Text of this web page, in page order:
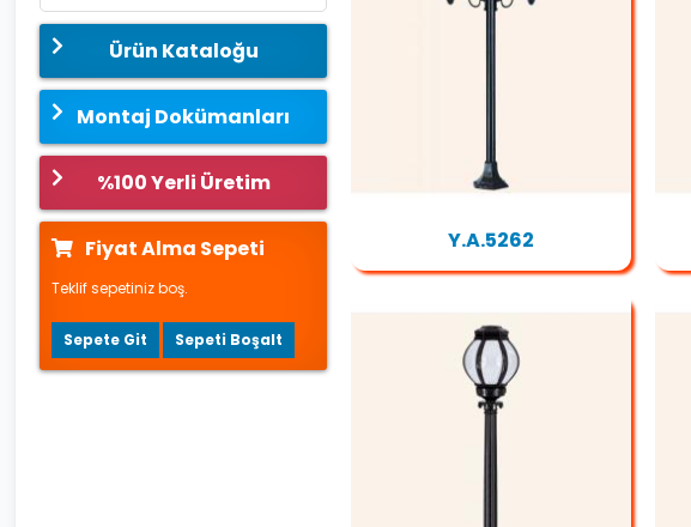
Ürün Kataloğu
Montaj Dokümanları
%100 Yerli Üretim
Fiyat Alma Sepeti
Teklif sepetiniz boş.
Sepete Git Sepeti Boşalt
Y.A.5262